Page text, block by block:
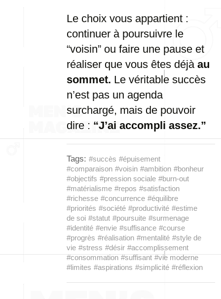
Le choix vous appartient :
continuer à poursuivre le
“voisin” ou faire une pause et
réaliser que vous êtes déjà au
sommet. Le véritable succès
n’est pas un agenda
surchargé, mais de pouvoir
dire : “J’ai accompli assez.”
Tags: #succès #épuisement
#comparaison #voisin #ambition #bonheur
#objectifs #pression sociale #burn-out
#matérialisme #repos #satisfaction
#richesse #concurrence #équilibre
#priorités #société #productivité #estime
de soi #statut #poursuite #surmenage
#identité #envie #suffisance #course
#progrès #réalisation #mentalité #style de
vie #stress #désir #accomplissement
#consommation #suffisant #vie moderne
#limites #aspirations #simplicité #réflexion